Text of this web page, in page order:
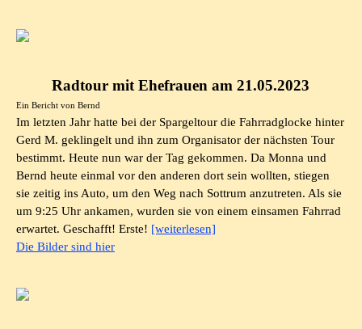
Radtour mit Ehefrauen am 21.05.2023
Ein Bericht von Bernd
Im letzten Jahr hatte bei der Spargeltour die Fahrradglocke hinter
Gerd M. geklingelt und ihn zum Organisator der nächsten Tour
bestimmt. Heute nun war der Tag gekommen. Da Monna und
Bernd heute einmal vor den anderen dort sein wollten, stiegen
sie zeitig ins Auto, um den Weg nach Sottrum anzutreten. Als sie
um 9:25 Uhr ankamen, wurden sie von einem einsamen Fahrrad
erwartet. Geschafft! Erste! [weiterlesen]
Die Bilder sind hier